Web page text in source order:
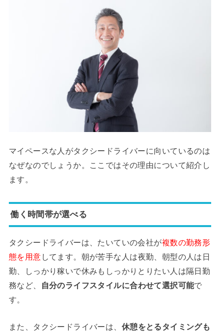
マイペースな人がタクシードライバーに向いているのは
なぜなのでしょうか。ここではその理由について紹介し
ます。
働く時間帯が選べる
タクシードライバーは、たいていの会社が複数の勤務形
態を用意 してます。朝が苦手な人は夜勤、朝型の人は日
勤、しっかり稼いで休みもしっかりとりたい人は隔日勤
務など、
自分のライフスタイルに合わせて選択可能で
す。
また、タクシードライバーは、 休憩をとるタイミングも